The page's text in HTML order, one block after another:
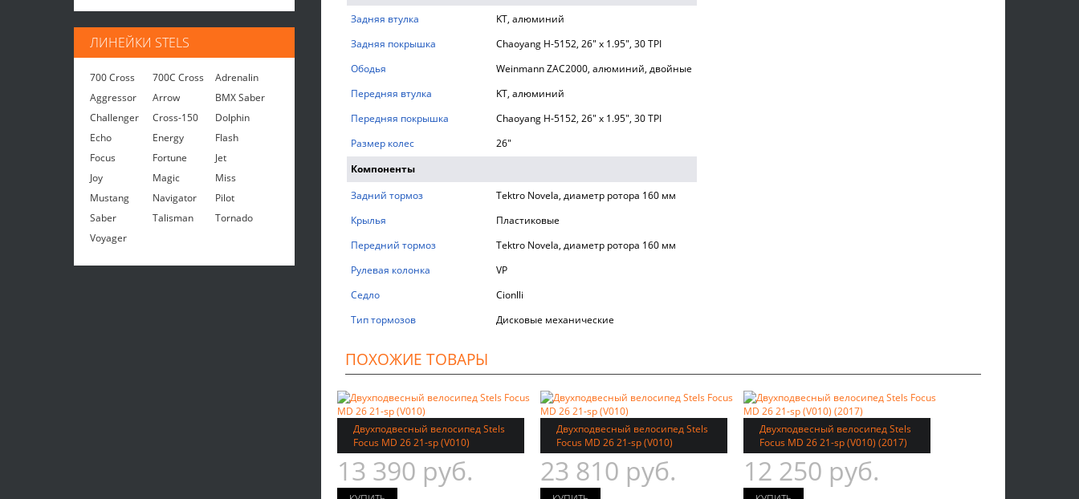
ЛИНЕЙКИ STELS
700 Cross 700C Cross
Adrenalin
Aggressor
Arrow
BMX Saber
Challenger
Cross-150
Dolphin
Echo
Energy
Flash
Focus
Fortune
Jet
Joy
Magic
Miss
Mustang
Navigator
Pilot
Saber
Talisman
Tornado
Voyager
Задняя втулка
KT, алюминий
Задняя покрышка
Chaoyang H-5152, 26" х 1.95", 30 TPI
Ободья
Weinmann ZAC2000, алюминий, двойные
Передняя втулка
KT, алюминий
Передняя покрышка
Chaoyang H-5152, 26" х 1.95", 30 TPI
Размер колес
26"
Компоненты
Задний тормоз
Tektro Novela, диаметр ротора 160 мм
Крылья
Пластиковые
Передний тормоз
Tektro Novela, диаметр ротора 160 мм
Рулевая колонка
VP
Седло
Cionlli
Тип тормозов
Дисковые механические
ПОХОЖИЕ ТОВАРЫ
Двухподвесный велосипед Stels
Focus MD 26 21-sp (V010)
13 390 руб.
Двухподвесный велосипед Stels
Focus MD 26 21-sp (V010)
23 810 руб.
Двухподвесный велосипед Stels
Focus MD 26 21-sp (V010) (2017)
12 250 руб.